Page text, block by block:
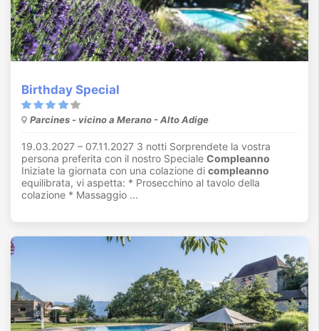
Birthday Special
Parcines - vicino a Merano - Alto Adige
19.03.2027 – 07.11.2027 3 notti Sorprendete la vostra
persona preferita con il nostro Speciale Compleanno
Iniziate la giornata con una colazione di compleanno
equilibrata, vi aspetta: * Prosecchino al tavolo della
colazione * Massaggio ...